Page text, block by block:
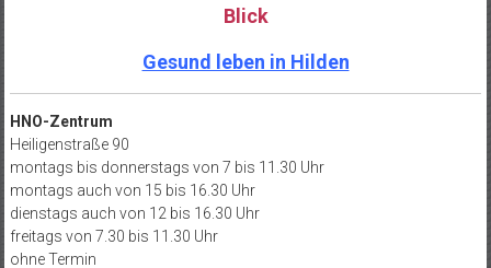
Blick
Gesund leben in Hilden
HNO-Zentrum
Heiligenstraße 90
montags bis donnerstags von 7 bis 11.30 Uhr
montags auch von 15 bis 16.30 Uhr
dienstags auch von 12 bis 16.30 Uhr
freitags von 7.30 bis 11.30 Uhr
ohne Termin